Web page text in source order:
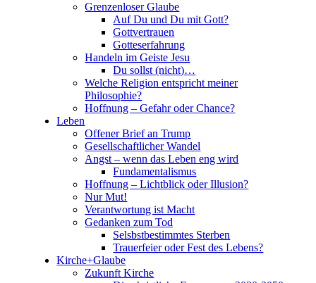
Grenzenloser Glaube
Auf Du und Du mit Gott?
Gottvertrauen
Gotteserfahrung
Handeln im Geiste Jesu
Du sollst (nicht)…
Welche Religion entspricht meiner
Philosophie?
Hoffnung – Gefahr oder Chance?
Leben
Offener Brief an Trump
Gesellschaftlicher Wandel
Angst – wenn das Leben eng wird
Fundamentalismus
Hoffnung – Lichtblick oder Illusion?
Nur Mut!
Verantwortung ist Macht
Gedanken zum Tod
Selsbstbestimmtes Sterben
Trauerfeier oder Fest des Lebens?
Kirche+Glaube
Zukunft Kirche